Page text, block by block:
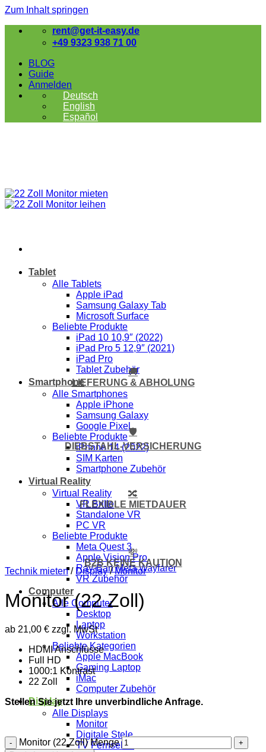
Zum Inhalt springen
rent@get-it-easy.de
+49 9323 938 71 00
BLOG
Guide
Anmelden
Deutsch
English
Español
Tablet
Alle Tablets
Apple iPad
Samsung Galaxy Tab
Microsoft Surface
Beliebte Produkte
iPad 10 10,9″ (2022)
iPad Pro 5 12,9″ (2021)
iPad Pro
Tablet Zubehör
Smartphone
Alle Smartphones
Apple iPhone
Samsung Galaxy
Google Pixel
Beliebte Produkte
iPhone 14 (2022)
SIM Karten
Smartphone Zubehör
Virtual Reality
Virtual Reality
VR Brille
Standalone VR
PC VR
Beliebte Produkte
Meta Quest 3
Apple Vision Pro
Ray-Ban Meta Wayfarer
VR Zubehör
Computer
Alle Computer
Desktop
Laptop
Workstation
Beliebte Kategorien
Apple MacBook
Gaming Laptop
iMac
Computer Zubehör
Display
Alle Displays
Monitor
Digitale Stele
TV Fernseher
🚚
LIEFERUNG & ABHOLUNG
🛡️
DIEBSTAHL-VERSICHERUNG
🔀
FLEXIBLE MIETDAUER
💸
B2B KEINE KAUTION
Technik mieten / Display / Monitor
Monitor (22 Zoll)
ab 21,00 € zzgl. MwSt
HDMI Anschlüsse
Full HD
1000:1 Kontrast
22 Zoll
Stellen Sie jetzt Ihre unverbindliche Anfrage.
Monitor (22 Zoll) Menge